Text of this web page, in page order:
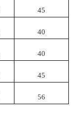
45
40
40
45
56